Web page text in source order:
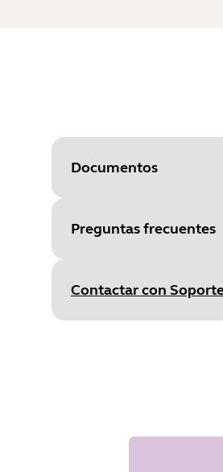
Documentos
Document
Preguntas frecuentes
Contactar con